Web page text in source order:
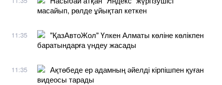
масайып, рөлде ұйықтап кеткен
11:35
"ҚазАвтоЖол" Үлкен Алматы көліне көлікпен
баратындарға үндеу жасады
11:35
Ақтөбеде ер адамның әйелді кірпішпен қуған
видеосы тарады